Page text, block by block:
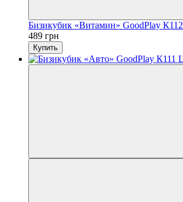
Бизикубик «Витамин» GoodPlay К112
489 грн
Купить